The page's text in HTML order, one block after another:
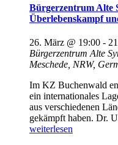
bringen
Menschen
HSK
zusammen“
Bürgerzentrum Alte
Überlebenskampf
26. März @ 19:00 -
Bürgerzentrum Alte
Meschede, NRW,
Im KZ Buchenwald
ein internationales
aus verschiedenen
gekämpft haben. Dr.
weiterlesen